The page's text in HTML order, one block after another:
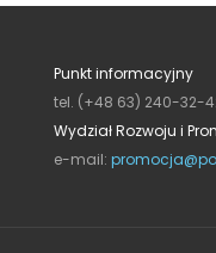
Punkt informacyjny
tel. (+48 63) 240-32-
Wydział Rozwoju i
e-mail: